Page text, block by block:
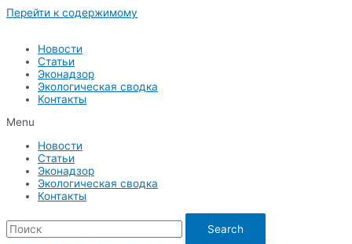
Перейти к содержимому
Новости
Статьи
Эконадзор
Экологическая сводка
Контакты
Menu
Новости
Статьи
Эконадзор
Экологическая сводка
Контакты
Search